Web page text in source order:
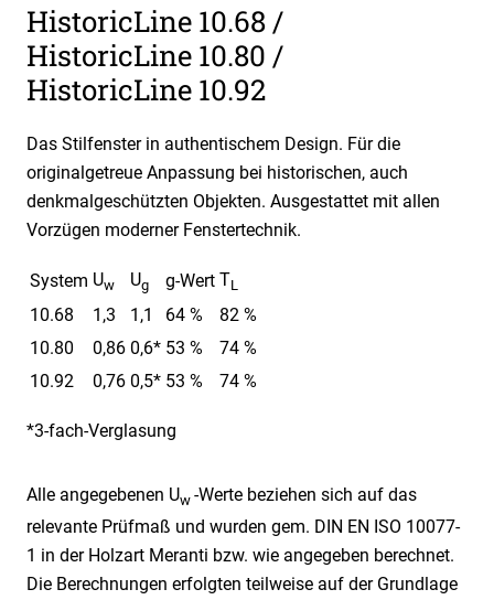
HistoricLine 10.68 /
HistoricLine 10.80 /
HistoricLine 10.92
Das Stilfenster in authentischem Design. Für die
originalgetreue Anpassung bei historischen, auch
denkmalgeschützten Objekten. Ausgestattet mit allen
Vorzügen moderner Fenstertechnik.
System Uw Ug g-Wert TL
10.68 1,3 1,1 64 %
82 %
10.80
0,86 0,6* 53 %
74 %
10.92
0,76 0,5* 53 % 74 %
*3-fach-Verglasung
Alle angegebenen Uw -Werte beziehen sich auf das
relevante Prüfmaß und wurden gem. DIN EN ISO 10077-
1 in der Holzart Meranti bzw. wie angegeben berechnet.
Die Berechnungen erfolgten teilweise auf der Grundlage